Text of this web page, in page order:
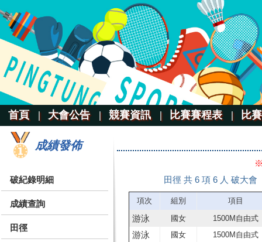
首頁 | 大會公告 | 競賽資訊 | 比賽賽程表 | 比
成績發佈
破紀錄明細
成績查詢
田徑
田徑 共 6 項 6 人 破大會
項次 組別 項目
游泳 國女 1500M自由式
游泳 國女 1500M自由式